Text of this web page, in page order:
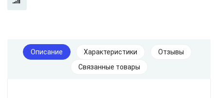
Описание Характеристики
Отзывы
Связанные товары